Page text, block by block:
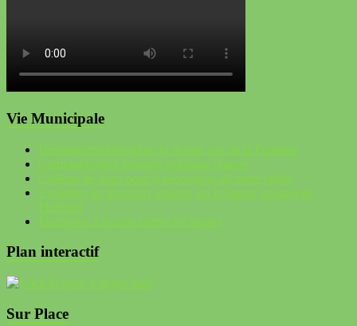
Vie Municipale
Désimperméabilisation du trottoir rue de la Fontaine
Communication Enquête publique unique
Collecte de dons pour la rénovation de notre église
Evolution du transport scolaire sur le bassin scolaire de
Ploërmel
Formation à la lutte contre les taupes
Plan interactif
Sur Place